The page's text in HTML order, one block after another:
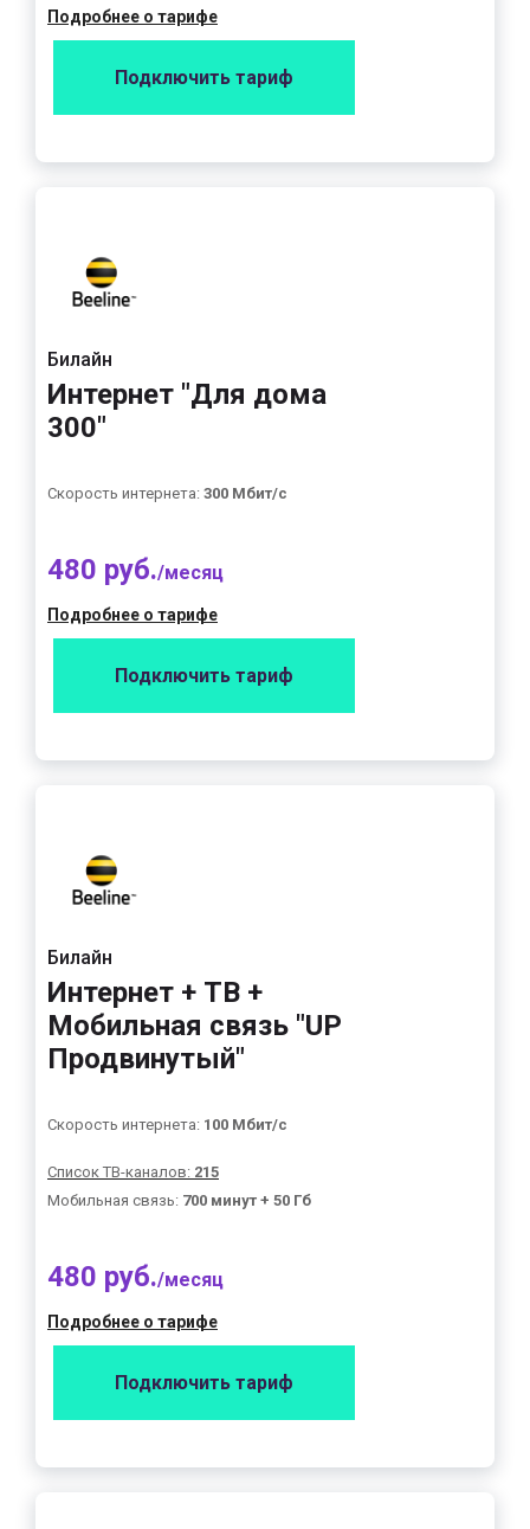
Подробнее о тарифе
Подключить тариф
Билайн
Интернет "Для дома
300"
Скорость интернета: 300 Мбит/с
480 руб./месяц
Подробнее о тарифе
Подключить тариф
Билайн
Интернет + ТВ +
Мобильная связь "UP
Продвинутый"
Скорость интернета: 100 Мбит/с
Список ТВ-каналов: 215
Мобильная связь: 700 минут + 50 Гб
480 руб./месяц
Подробнее о тарифе
Подключить тариф